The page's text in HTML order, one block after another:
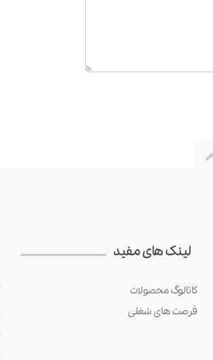
لینک های مفید
کاتالوگ محصولات
فرصت های شغلی